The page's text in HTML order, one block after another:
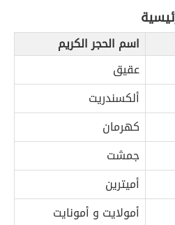
اسم الحجر الكريم
عقيق
ألكسندريت
كهرمان
جمشت
أميترين
أمولايت و أمونايت